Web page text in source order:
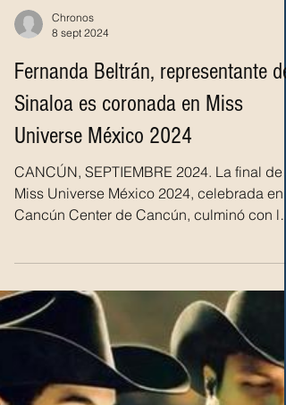
8 sept 2024
Fernanda Beltrán, representante de
CANCÚN, SEPTIEMBRE 2024. La final de
Miss Universe México 2024, celebrada en
Cancún Center de Cancún, culminó con la
coronación de...